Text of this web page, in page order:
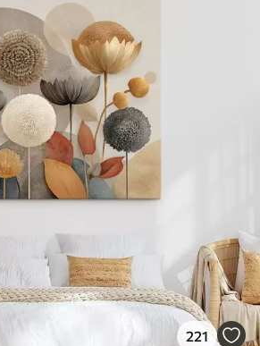
221